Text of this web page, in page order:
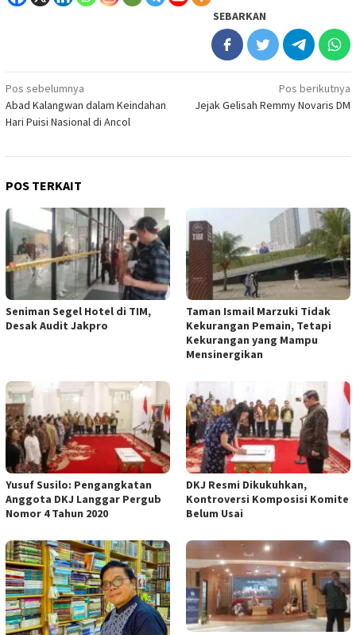
SEBARKAN
Navigasi
pos
Pos sebelumnya
Abad Kalangwan dalam Keindahan
Hari Puisi Nasional di Ancol
Pos berikutnya
Jejak Gelisah Remmy Novaris DM
POS TERKAIT
Seniman Segel Hotel di TIM,
Desak Audit Jakpro
Taman Ismail Marzuki Tidak
Kekurangan Pemain, Tetapi
Kekurangan yang Mampu
Mensinergikan
Yusuf Susilo: Pengangkatan
Anggota DKJ Langgar Pergub
Nomor 4 Tahun 2020
DKJ Resmi Dikukuhkan,
Kontroversi Komposisi Komite
Belum Usai